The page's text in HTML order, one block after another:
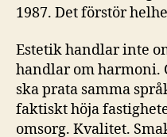
1987. Det förstör
Estetik handlar inte
handlar om harmoni.
ska prata samma
faktiskt höja
omsorg. Kvalitet.